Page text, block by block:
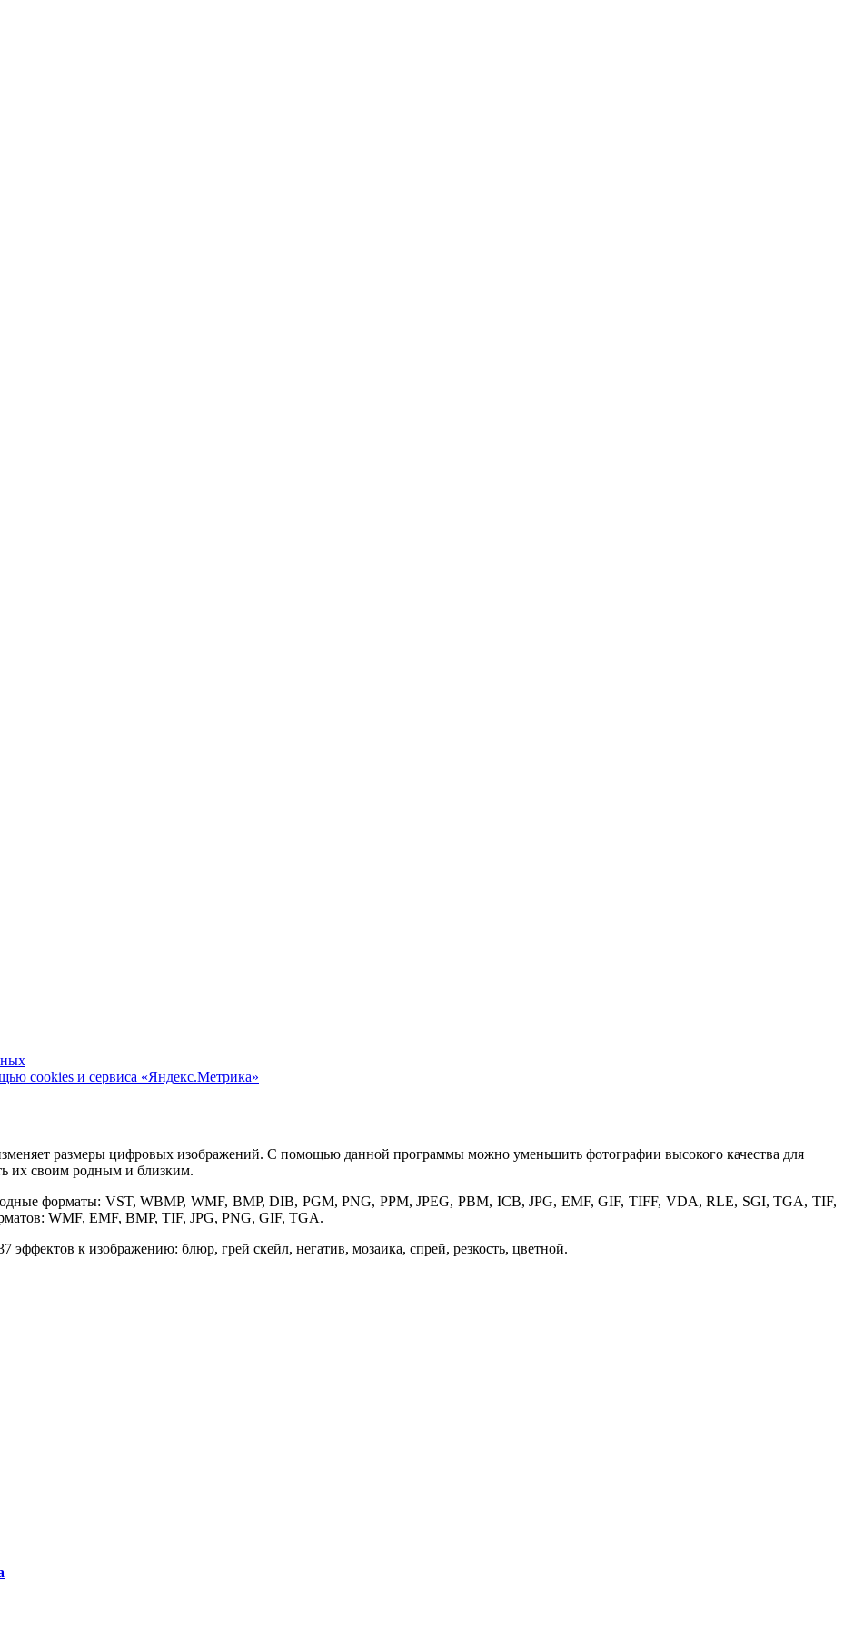
cookies и сервиса «Яндекс.Метрика»
размеры цифровых изображений. С помощью данной программы можно уменьшить фотографии высокого качества для
их своим родным и близким.
форматы: VST, WBMP, WMF, BMP, DIB, PGM, PNG, PPM, JPEG, PBM, ICB, JPG, EMF, GIF, TIFF, VDA, RLE, SGI, TGA, TIF,
WMF, EMF, BMP, TIF, JPG, PNG, GIF, TGA.
эффектов к изображению: блюр, грей скейл, негатив, мозаика, спрей, резкость, цветной.